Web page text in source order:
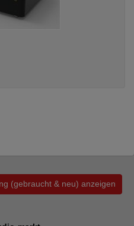
(gebraucht & neu) anzeigen